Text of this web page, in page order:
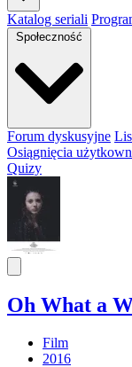
Katalog seriali
Społeczność
Forum dyskusyjne
Osiągnięcia
Quizy
Oh What a
Film
2016